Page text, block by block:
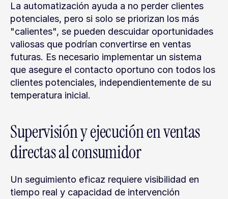
La automatización ayuda a no perder clientes
potenciales, pero si solo se priorizan los más
"calientes", se pueden descuidar oportunidades
valiosas que podrían convertirse en ventas
futuras. Es necesario implementar un sistema
que asegure el contacto oportuno con todos los
clientes potenciales, independientemente de su
temperatura inicial.
Supervisión y ejecución en ventas
directas al consumidor
Un seguimiento eficaz requiere visibilidad en
tiempo real y capacidad de intervención